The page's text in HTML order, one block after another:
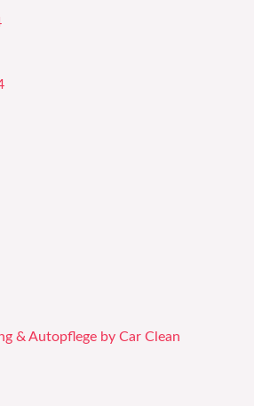
& Autopflege by Car Clean